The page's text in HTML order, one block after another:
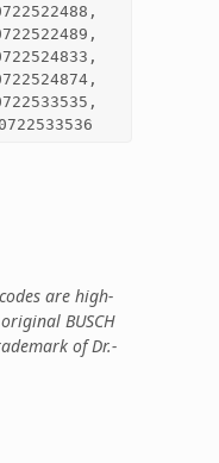
are high-
BUSCH
of Dr.-